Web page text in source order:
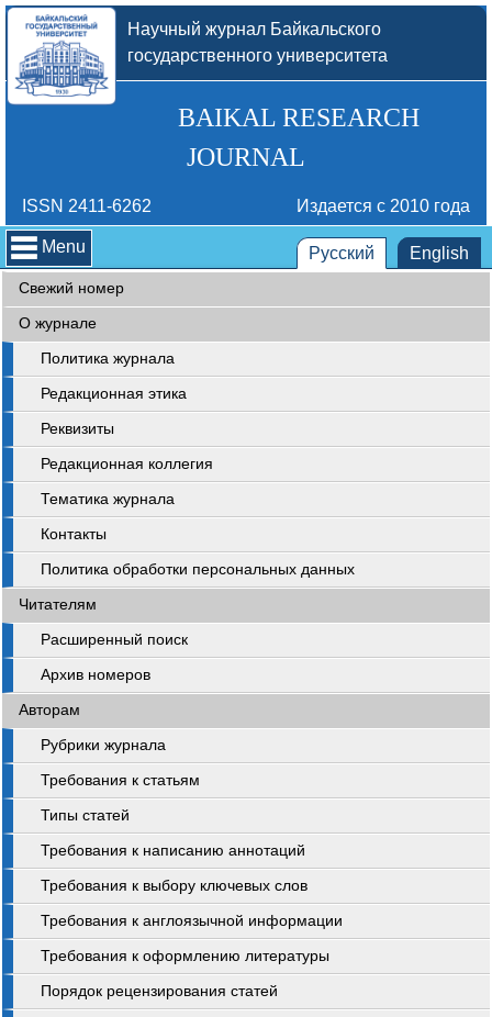
Научный журнал Байкальского
государственного университета
BAIKAL RESEARCH
JOURNAL
ISSN 2411-6262 Издается с 2010 года
Menu Русский English
Свежий номер
О журнале
Политика журнала
Редакционная этика
Реквизиты
Редакционная коллегия
Тематика журнала
Контакты
Политика обработки персональных данных
Читателям
Расширенный поиск
Архив номеров
Авторам
Рубрики журнала
Требования к статьям
Типы статей
Требования к написанию аннотаций
Требования к выбору ключевых слов
Требования к англоязычной информации
Требования к оформлению литературы
Порядок рецензирования статей